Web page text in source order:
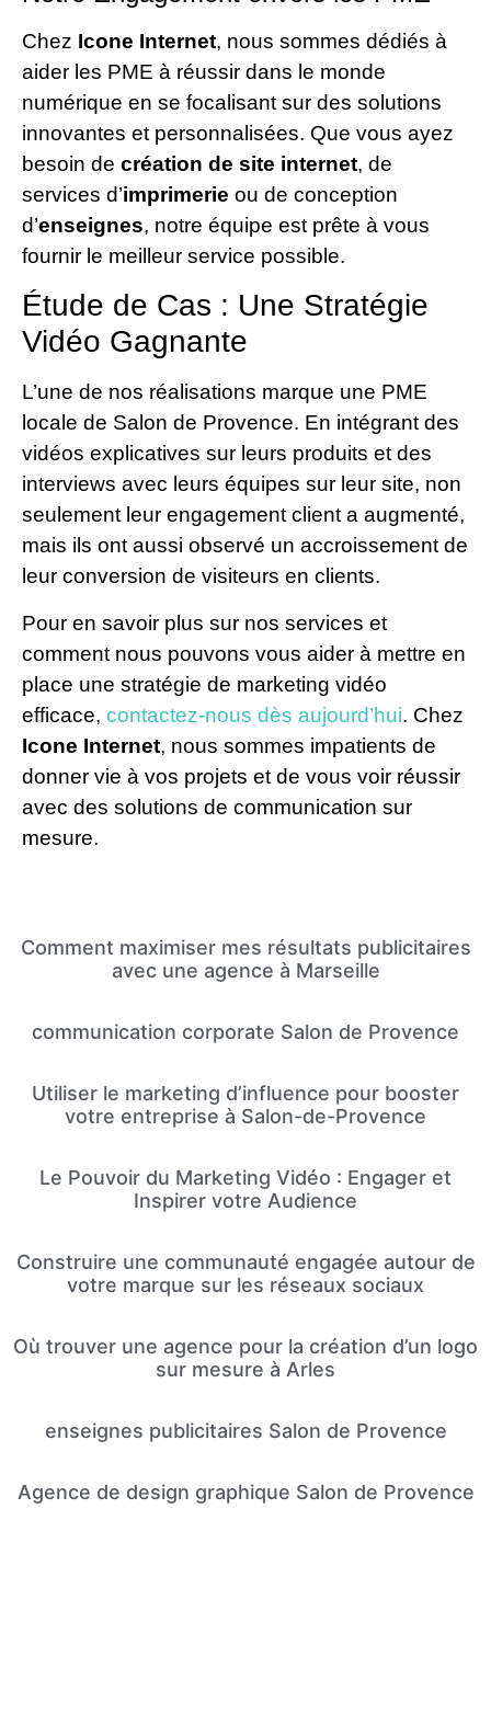
Chez Icone Internet, nous sommes dédiés à
aider les PME à réussir dans le monde
numérique en se focalisant sur des solutions
innovantes et personnalisées. Que vous ayez
besoin de création de site internet, de
services d’imprimerie ou de conception
d’enseignes, notre équipe est prête à vous
fournir le meilleur service possible.
Étude de Cas : Une Stratégie
Vidéo Gagnante
L’une de nos réalisations marque une PME
locale de Salon de Provence. En intégrant des
vidéos explicatives sur leurs produits et des
interviews avec leurs équipes sur leur site, non
seulement leur engagement client a augmenté,
mais ils ont aussi observé un accroissement de
leur conversion de visiteurs en clients.
Pour en savoir plus sur nos services et
comment nous pouvons vous aider à mettre en
place une stratégie de marketing vidéo
efficace, contactez-nous dès aujourd’hui. Chez
Icone Internet, nous sommes impatients de
donner vie à vos projets et de vous voir réussir
avec des solutions de communication sur
mesure.
Comment maximiser mes résultats publicitaires
avec une agence à Marseille
communication corporate Salon de Provence
Utiliser le marketing d’influence pour booster
votre entreprise à Salon-de-Provence
Le Pouvoir du Marketing Vidéo : Engager et
Inspirer votre Audience
Construire une communauté engagée autour de
votre marque sur les réseaux sociaux
Où trouver une agence pour la création d’un logo
sur mesure à Arles
enseignes publicitaires Salon de Provence
Agence de design graphique Salon de Provence